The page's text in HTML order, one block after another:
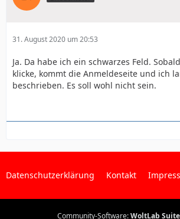
31. August 2020 um 20:53
Ja. Da habe ich ein schwarzes Feld.
klicke, kommt die Anmeldeseite und ich
beschrieben. Es soll wohl nicht sein.
Datenschutzerklärung Kontakt
Community-Software:WoltLab